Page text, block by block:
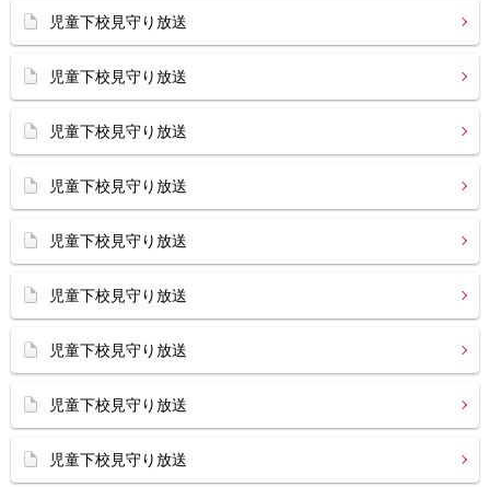
児童下校見守り放送
児童下校見守り放送
児童下校見守り放送
児童下校見守り放送
児童下校見守り放送
児童下校見守り放送
児童下校見守り放送
児童下校見守り放送
児童下校見守り放送